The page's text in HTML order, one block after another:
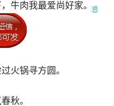
牛肉我最爱尚好家。
火锅寻方圆。
秋。